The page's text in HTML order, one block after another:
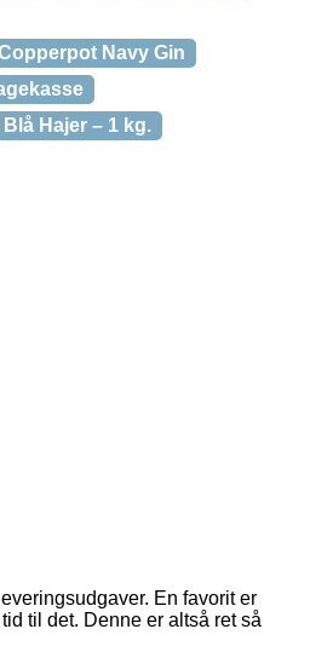
Navy Gin
Hajer – 1 kg.
En favorit er
til det. Denne er altså ret så